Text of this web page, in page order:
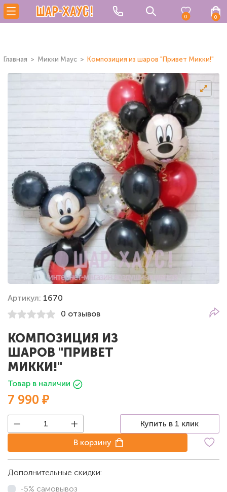
0 0
Главная Микки Маус Композиция из шаров "Привет Микки!"
Артикул: 1670
0 отзывов
КОМПОЗИЦИЯ ИЗ
ШАРОВ "ПРИВЕТ
МИККИ!"
Товар в наличии
7 990 ₽
Купить в 1 клик
В корзину
Дополнительные скидки:
-5% самовывоз